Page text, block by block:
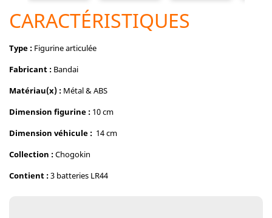
CARACTÉRISTIQUES
Type : Figurine articulée
Fabricant : Bandai
Matériau(x) : Métal & ABS
Dimension figurine : 10 cm
Dimension véhicule : 14 cm
Collection :Chogokin
Contient :3 batteries LR44